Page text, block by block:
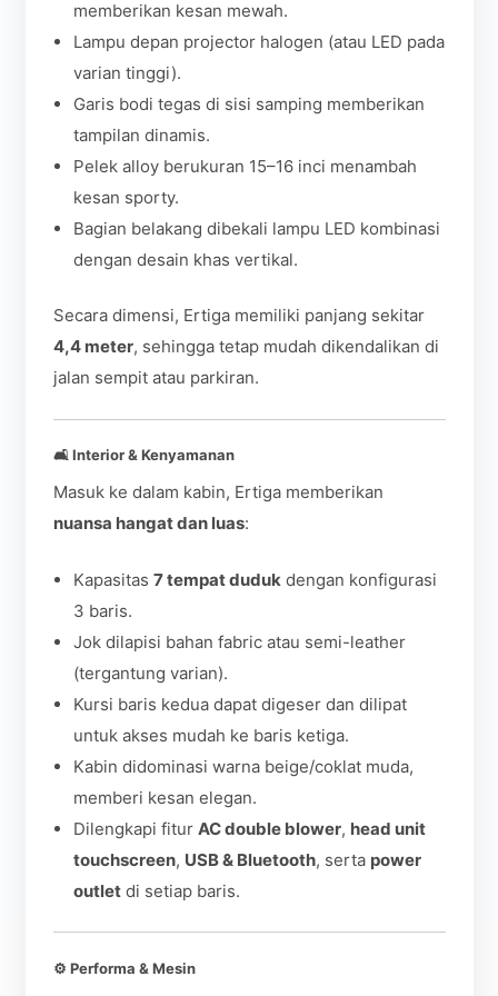
memberikan kesan mewah.
Lampu depan projector halogen (atau LED pada
varian tinggi).
Garis bodi tegas di sisi samping memberikan
tampilan dinamis.
Pelek alloy berukuran 15–16 inci menambah
kesan sporty.
Bagian belakang dibekali lampu LED kombinasi
dengan desain khas vertikal.
Secara dimensi, Ertiga memiliki panjang sekitar
4,4 meter, sehingga tetap mudah dikendalikan di
jalan sempit atau parkiran.
🛋️Interior & Kenyamanan
Masuk ke dalam kabin, Ertiga memberikan
nuansa hangat dan luas:
Kapasitas7 tempat duduk dengan konfigurasi
3 baris.
Jok dilapisi bahan fabric atau semi-leather
(tergantung varian).
Kursi baris kedua dapat digeser dan dilipat
untuk akses mudah ke baris ketiga.
Kabin didominasi warna beige/coklat muda,
memberi kesan elegan.
Dilengkapi fiturAC double blower, head unit
touchscreen, USB & Bluetooth, serta power
outlet di setiap baris.
⚙️ Performa & Mesin